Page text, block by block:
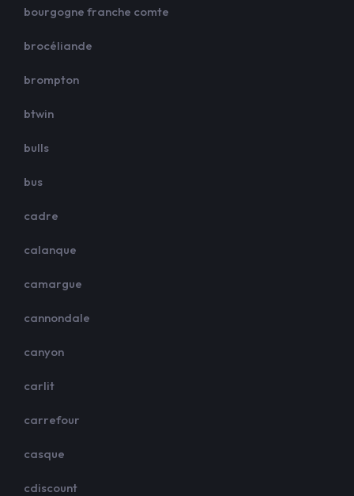
bourgogne franche comte
brocéliande
brompton
btwin
bulls
bus
cadre
calanque
camargue
cannondale
canyon
carlit
carrefour
casque
cdiscount